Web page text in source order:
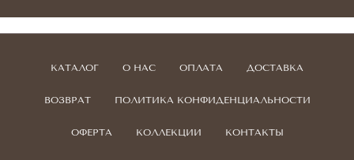
КАТАЛОГ О НАС ОПЛАТА ДОСТАВКА
ВОЗВРАТ ПОЛИТИКА КОНФИДЕНЦИАЛЬНОСТИ
ОФЕРТА КОЛЛЕКЦИИ КОНТАКТЫ